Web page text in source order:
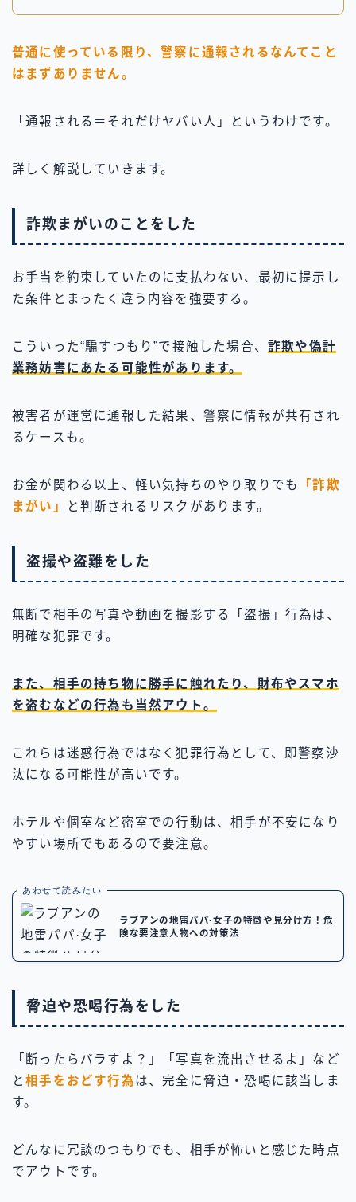
普通に使っている限り、警察に通報されるなんてこと
はまずありません。
「通報される＝それだけヤバい人」というわけです。
詳しく解説していきます。
詐欺まがいのことをした
お手当を約束していたのに支払わない、最初に提示し
た条件とまったく違う内容を強要する。
こういった“騙すつもり”で接触した場合、 詐欺や偽計
業務妨害にあたる可能性があります。
被害者が運営に通報した結果、警察に情報が共有され
るケースも。
お金が関わる以上、軽い気持ちのやり取りでも
「詐欺
まがい」
と判断されるリスクがあります。
盗撮や盗難をした
無断で相手の写真や動画を撮影する「盗撮」行為は、
明確な犯罪です。
また、相手の持ち物に勝手に触れたり、財布やスマホ
を盗むなどの行為も当然アウト。
これらは迷惑行為ではなく犯罪行為として、即警察沙
汰になる可能性が高いです。
ホテルや個室など密室での行動は、相手が不安になり
やすい場所でもあるので要注意。
あわせて読みたい
ラブアンの地雷パパ·女子の特徴や見分け方！危
険な要注意人物への対策法
脅迫や恐喝行為をした
「断ったらバラすよ？」「写真を流出させるよ」など
と相手をおどす行為は、完全に脅迫・恐喝に該当しま
す。
どんなに冗談のつもりでも、相手が怖いと感じた時点
でアウトです。